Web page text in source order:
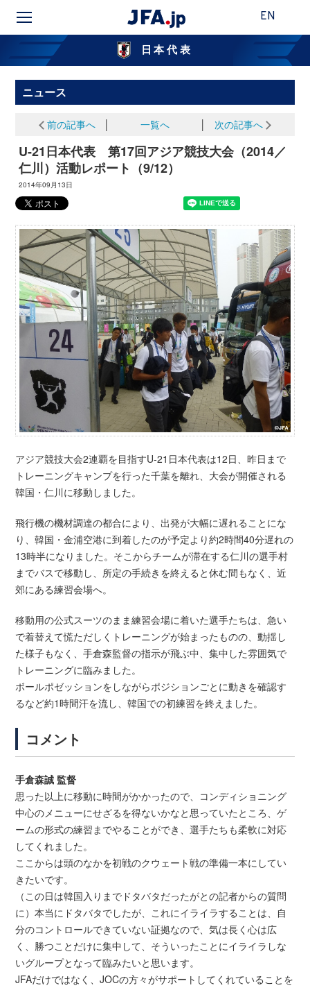
EN
日本代表
ニュース
前の記事へ 一覧へ 次の記事へ
U-21日本代表 第17回アジア競技大会（2014／
仁川）活動レポート（9/12）
2014年09月13日
アジア競技大会2連覇を目指すU-21日本代表は12日、昨日まで
トレーニングキャンプを行った千葉を離れ、大会が開催される
韓国・仁川に移動しました。
飛行機の機材調達の都合により、出発が大幅に遅れることにな
り、韓国・金浦空港に到着したのが予定より約2時間40分遅れの
13時半になりました。そこからチームが滞在する仁川の選手村
までバスで移動し、所定の手続きを終えると休む間もなく、近
郊にある練習会場へ。
移動用の公式スーツのまま練習会場に着いた選手たちは、急い
で着替えて慌ただしくトレーニングが始まったものの、動揺し
た様子もなく、手倉森監督の指示が飛ぶ中、集中した雰囲気で
トレーニングに臨みました。
ボールポゼッションをしながらポジションごとに動きを確認す
るなど約1時間汗を流し、韓国での初練習を終えました。
コメント
手倉森誠 監督
思った以上に移動に時間がかかったので、コンディショニング
中心のメニューにせざるを得ないかなと思っていたところ、ゲ
ームの形式の練習までやることができ、選手たちも柔軟に対応
してくれました。
ここからは頭のなかを初戦のクウェート戦の準備一本にしてい
きたいです。
（この日は韓国入りまでドタバタだったがとの記者からの質問
に）本当にドタバタでしたが、これにイライラすることは、自
分のコントロールできていない証拠なので、気は長く心は広
く、勝つことだけに集中して、そういったことにイライラしな
いグループとなって臨みたいと思います。
JFAだけではなく、JOCの方々がサポートしてくれていることを